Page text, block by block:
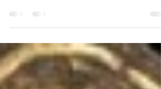
du XVIIIème siècle lors d'une vente aux enchères
Clermont-Ferrand. Michel GANNE était
accompagné de Françoise GARDEL et Mihaela
PAVLOVSCHI.